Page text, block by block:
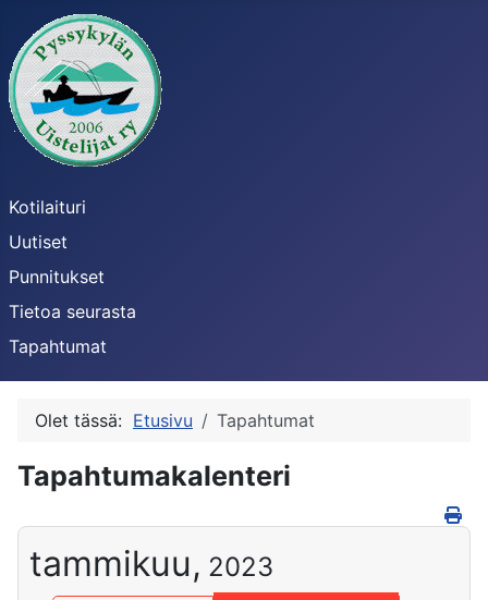
Kotilaituri
Uutiset
Punnitukset
Tietoa seurasta
Tapahtumat
Olet tässä: Etusivu Tapahtumat
Tapahtumakalenteri
tammikuu, 2023